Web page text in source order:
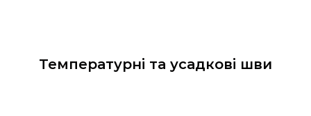
Температурні та усадкові шви